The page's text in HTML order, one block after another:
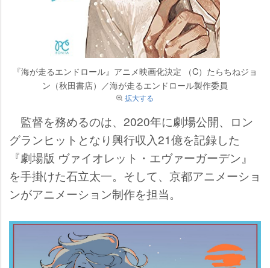
『海が走るエンドロール』アニメ映画化決定 （C）たらちねジョ
ン（秋田書店）／海が走るエンドロール製作委員
拡大する
監督を務めるのは、2020年に劇場公開、ロン
グランヒットとなり興行収入21億を記録した
『劇場版 ヴァイオレット・エヴァーガーデン』
を手掛けた石立太一。そして、京都アニメーショ
ンがアニメーション制作を担当。